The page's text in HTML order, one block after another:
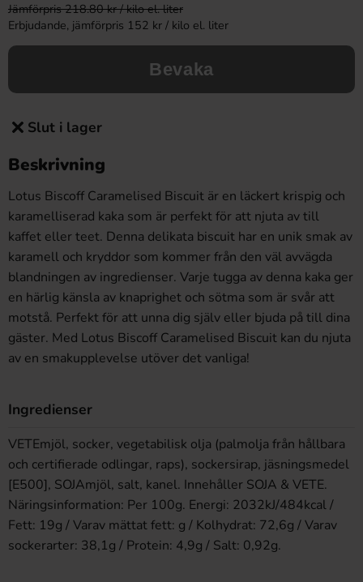
Jämförpris 218.80 kr / kilo el. liter
Erbjudande, jämförpris 152 kr / kilo el. liter
Bevaka
Slut i lager
Beskrivning
Lotus Biscoff Caramelised Biscuit är en läckert krispig och
karamelliserad kaka som är perfekt för att njuta av till
kaffet eller teet. Denna delikata biscuit har en unik smak av
karamell och kryddor som kommer från den väl avvägda
blandningen av ingredienser. Varje tugga av denna kaka ger
en härlig känsla av knaprighet och sötma som är svår att
motstå. Perfekt för att unna dig själv eller bjuda på till dina
gäster. Med Lotus Biscoff Caramelised Biscuit kan du njuta
av en smakupplevelse utöver det vanliga!
Ingredienser
VETEmjöl, socker, vegetabilisk olja (palmolja från hållbara
och certifierade odlingar, raps), sockersirap, jäsningsmedel
[E500], SOJAmjöl, salt, kanel. Innehåller SOJA & VETE.
Näringsinformation: Per 100g. Energi: 2032kJ/484kcal /
Fett: 19g / Varav mättat fett: g / Kolhydrat: 72,6g / Varav
sockerarter: 38,1g / Protein: 4,9g / Salt: 0,92g.